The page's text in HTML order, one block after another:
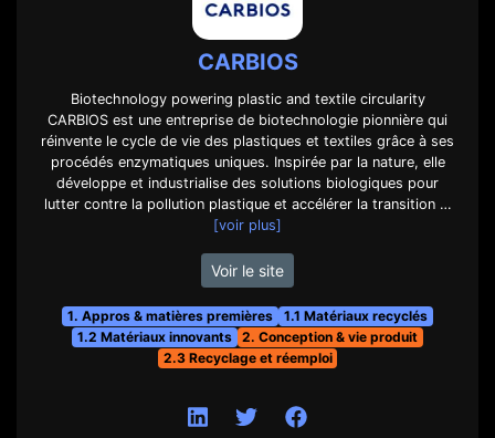
CARBIOS
Biotechnology powering plastic and textile circularity
CARBIOS est une entreprise de biotechnologie pionnière qui
réinvente le cycle de vie des plastiques et textiles grâce à ses
procédés enzymatiques uniques. Inspirée par la nature, elle
développe et industrialise des solutions biologiques pour
lutter contre la pollution plastique et accélérer la transition …
[voir plus]
Voir le site
1. Appros & matières premières
1.1 Matériaux recyclés
1.2 Matériaux innovants
2. Conception & vie produit
2.3 Recyclage et réemploi